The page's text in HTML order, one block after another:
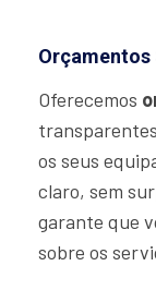
Orçamentos
Oferecemos
os seus
claro, sem
garante que
sobre os